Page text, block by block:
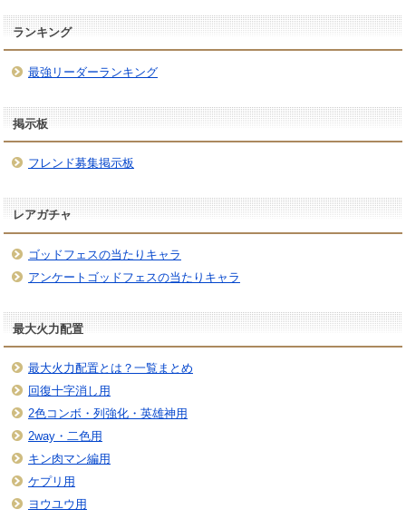
ランキング
最強リーダーランキング
掲示板
フレンド募集掲示板
レアガチャ
ゴッドフェスの当たりキャラ
アンケートゴッドフェスの当たりキャラ
最大火力配置
最大火力配置とは？一覧まとめ
回復十字消し用
2色コンボ・列強化・英雄神用
2way・二色用
キン肉マン編用
ケプリ用
ヨウユウ用